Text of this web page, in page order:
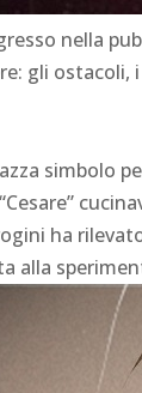
nella
gli
simbolo
ha
alla